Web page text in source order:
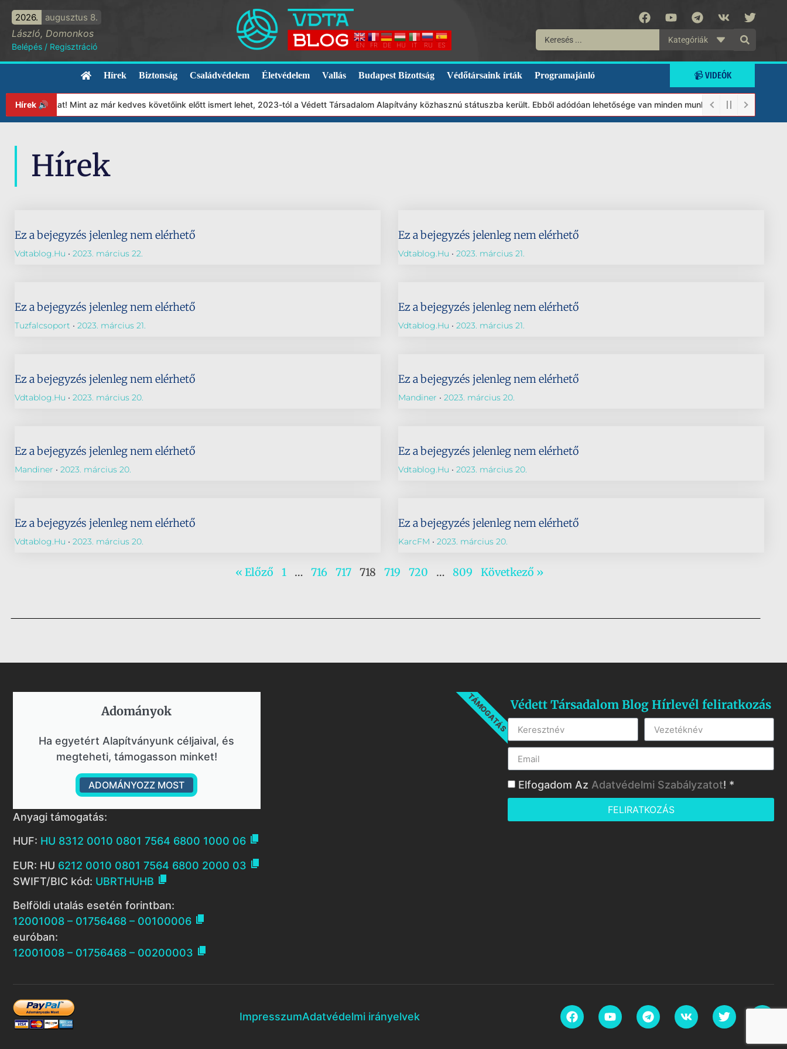
2026. augusztus 8.
László, Domonkos
Belépés / Regisztráció EN FR DE HU IT RU ES
Kategóriák
Hírek Biztonság Családvédelem Életvédelem Vallás Budapest Bizottság Védőtársaink írták Programajánló 📹 VIDEÓK
Hírek 🔊 Mint az már kedves követőink előtt ismert lehet, 2023-tól a Védett Társadalom Alapítvány közhasznú státuszba került. Ebből adódóan lehetősége van minden munkánkat segíteni
Hírek
Ez a bejegyzés jelenleg nem elérhető
Vdtablog.hu 2023. március 22.
Ez a bejegyzés jelenleg nem elérhető
Vdtablog.hu 2023. március 21.
Ez a bejegyzés jelenleg nem elérhető
Tuzfalcsoport 2023. március 21.
Ez a bejegyzés jelenleg nem elérhető
Vdtablog.hu 2023. március 21.
Ez a bejegyzés jelenleg nem elérhető
Vdtablog.hu 2023. március 20.
Ez a bejegyzés jelenleg nem elérhető
Mandiner 2023. március 20.
Ez a bejegyzés jelenleg nem elérhető
Mandiner 2023. március 20.
Ez a bejegyzés jelenleg nem elérhető
Vdtablog.hu 2023. március 20.
Ez a bejegyzés jelenleg nem elérhető
Vdtablog.hu 2023. március 20.
Ez a bejegyzés jelenleg nem elérhető
KarcFM 2023. március 20.
« Előző 1 … 716 717 718 719 720 … 809 Következő »
Adományok​
Ha egyetért Alapítványunk céljaival, és
megteheti, támogasson minket!
ADOMÁNYOZZ MOST
TÁMOGATÁS
Anyagi támogatás:
HUF: HU 8312 0010 0801 7564 6800 1000 06 
EUR: HU 6212 0010 0801 7564 6800 2000 03 
SWIFT/BIC kód: UBRTHUHB 
Belföldi utalás esetén forintban:
12001008 – 01756468 – 00100006 
euróban:
12001008 – 01756468 – 00200003 
Védett Társadalom Blog Hírlevél feliratkozás
Elfogadom Az Adatvédelmi Szabályzatot! *
FELIRATKOZÁS
ImpresszumAdatvédelmi irányelvek